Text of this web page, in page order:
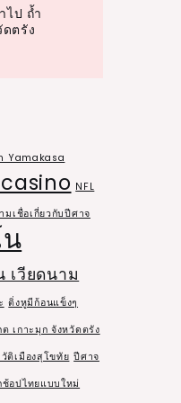
ไป ถ้ำ
ตรัง
Yamakasa
NFL
มเชื่อเกี่ยวกับปีศาจ
เวียดนาม
ติ่งหูมีก้อนแข็งๆ
เกาะมุก จังหวัดตรัง
ติเมืองสุโขทัย ปีศาจ
อปไทยแบบใหม่